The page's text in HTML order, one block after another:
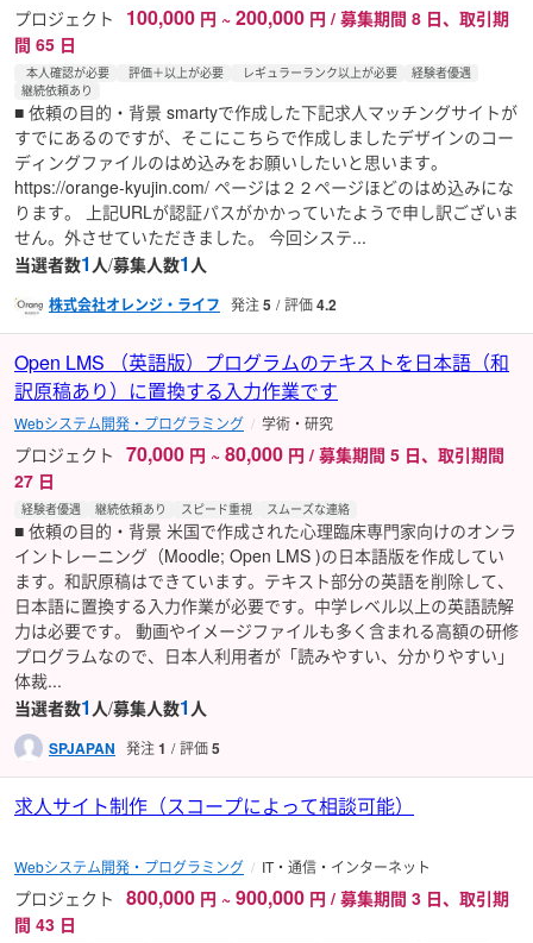
プロジェクト 100,000 円 ~ 200,000 円 / 募集期間 8 日、取引期
間 65 日
本人確認が必要 評価＋以上が必要 レギュラーランク以上が必要
経験者優遇
継続依頼あり
■ 依頼の目的・背景 smartyで作成した下記求人マッチングサイトが
すでにあるのですが、そこにこちらで作成しましたデザインのコー
ディングファイルのはめ込みをお願いしたいと思います。
https://orange-kyujin.com/ ページは２２ページほどのはめ込みにな
ります。 上記URLが認証パスがかかっていたようで申し訳ございま
せん。外させていただきました。 今回システ...
当選者数1 人/募集人数1 人
株式会社オレンジ・ライフ 発注5 評価4.2
Open LMS （英語版）プログラムのテキストを日本語（和
訳原稿あり）に置換する入力作業です
Webシステム開発・プログラミング 学術・研究
プロジェクト 70,000 円 ~ 80,000 円 / 募集期間 5 日、取引期間
27 日
経験者優遇 継続依頼あり スピード重視 スムーズな連絡
■ 依頼の目的・背景 米国で作成された心理臨床専門家向けのオンラ
イントレーニング（Moodle; Open LMS )の日本語版を作成してい
ます。和訳原稿はできています。テキスト部分の英語を削除して、
日本語に置換する入力作業が必要です。中学レベル以上の英語読解
力は必要です。 動画やイメージファイルも多く含まれる高額の研修
プログラムなので、日本人利用者が「読みやすい、分かりやすい」
体裁...
当選者数1 人/募集人数1 人
SPJAPAN 発注1 評価5
求人サイト制作（スコープによって相談可能）
Webシステム開発・プログラミング IT・通信・インターネット
プロジェクト 800,000 円 ~ 900,000 円 / 募集期間 3 日、取引期
間 43 日